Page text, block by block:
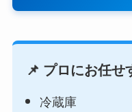
📌 プロにお任せ
冷蔵庫